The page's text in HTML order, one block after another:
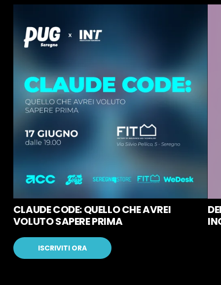
CLAUDE CODE: QUELLO CHE AVREI
VOLUTO SAPERE PRIMA
ISCRIVITI ORA